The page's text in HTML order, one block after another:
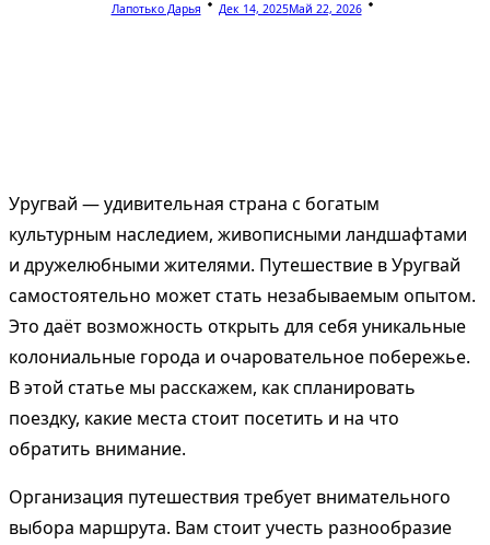
Лапотько Дарья Дек 14, 2025Май 22, 2026
Уругвай — удивительная страна с богатым
культурным наследием, живописными ландшафтами
и дружелюбными жителями. Путешествие в Уругвай
самостоятельно может стать незабываемым опытом.
Это даёт возможность открыть для себя уникальные
колониальные города и очаровательное побережье.
В этой статье мы расскажем, как спланировать
поездку, какие места стоит посетить и на что
обратить внимание.
Организация путешествия требует внимательного
выбора маршрута. Вам стоит учесть разнообразие